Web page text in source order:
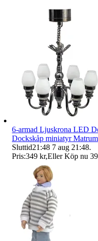
6-armad Ljuskrona LED
Dockskåp miniatyr Matrum
Sluttid21:48 7 aug 21:48.
Pris:349 kr,Eller Köp nu